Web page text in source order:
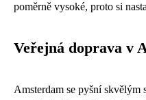
poměrně vysoké, proto si
Veřejná doprava v
Amsterdam se pyšní skvělým